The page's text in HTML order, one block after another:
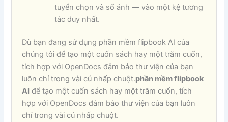
tuyển chọn và sổ ảnh — vào một kệ tương
tác duy nhất.
Dù bạn đang sử dụng phần mềm flipbook AI của
chúng tôi để tạo một cuốn sách hay một trăm cuốn,
tích hợp với OpenDocs đảm bảo thư viện của bạn
luôn chỉ trong vài cú nhấp chuột.phần mềm flipbook
AI để tạo một cuốn sách hay một trăm cuốn, tích
hợp với OpenDocs đảm bảo thư viện của bạn luôn
chỉ trong vài cú nhấp chuột.